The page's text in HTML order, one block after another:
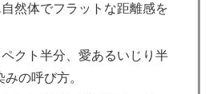
自然体でフラットな距離感を
ペクト半分、愛あるいじり半
の呼び方。